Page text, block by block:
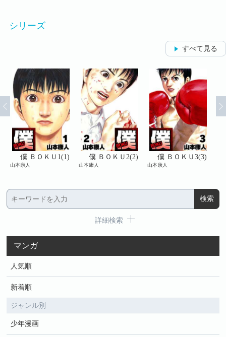
シリーズ
すべて見る
僕 ＢＯＫＵ1(1)
山本康人
僕 ＢＯＫＵ2(2)
山本康人
僕 ＢＯＫＵ3(3)
山本康人
詳細検索
マンガ
人気順
新着順
ジャンル別
少年漫画